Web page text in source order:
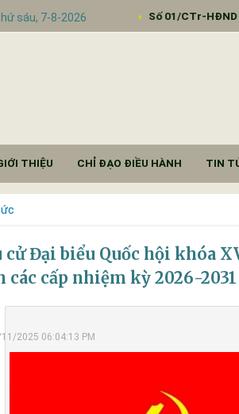
sáu, 7-8-2026 Số 01/CTr-HĐND
THIỆU CHỈ ĐẠO ĐIỀU HÀNH TIN
cử Đại biểu Quốc hội khóa
các cấp nhiệm kỳ 2026-
2025 06:04:13 PM